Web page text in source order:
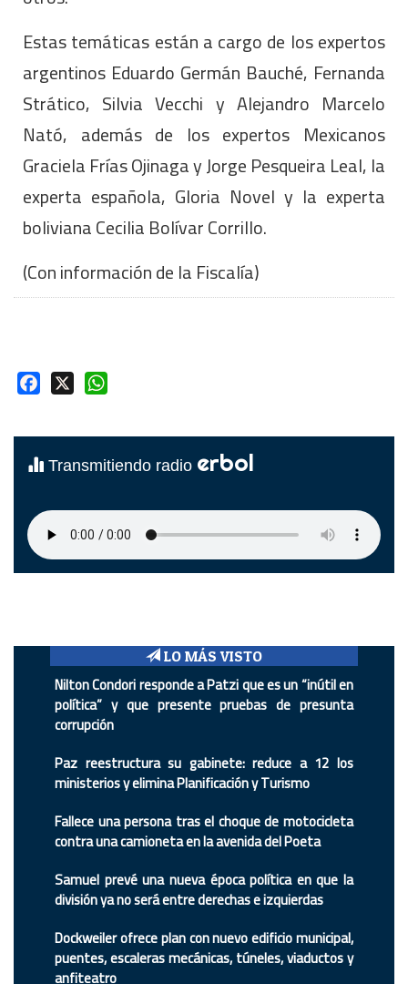
Estas temáticas están a cargo de los expertos
argentinos Eduardo Germán Bauché, Fernanda
Strático, Silvia Vecchi y Alejandro Marcelo
Nató, además de los expertos Mexicanos
Graciela Frías Ojinaga y Jorge Pesqueira Leal, la
experta española, Gloria Novel y la experta
boliviana Cecilia Bolívar Corrillo.
(Con información de la Fiscalía)
Facebook
Transmitiendo radio erbol
LO MÁS VISTO
Nilton Condori responde a Patzi que es un “inútil en
política” y que presente pruebas de presunta
corrupción
Paz reestructura su gabinete: reduce a 12 los
ministerios y elimina Planificación y Turismo
Fallece una persona tras el choque de motocicleta
contra una camioneta en la avenida del Poeta
Samuel prevé una nueva época política en que la
división ya no será entre derechas e izquierdas
Dockweiler ofrece plan con nuevo edificio municipal,
puentes, escaleras mecánicas, túneles, viaductos y
anfiteatro